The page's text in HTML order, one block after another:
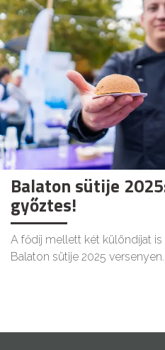
Balaton sütije
győztes!
A fődíj mellett két különdíjat
Balaton sütije 2025 versenyen.